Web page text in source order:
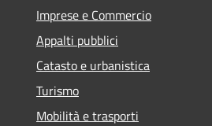
Imprese e Commercio
Appalti pubblici
Catasto e urbanistica
Turismo
Mobilità e trasporti